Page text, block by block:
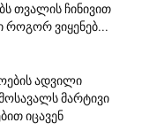
თვალის ჩინივით
ვიყენებ...
ადვილი
მარტივი
იცავენ